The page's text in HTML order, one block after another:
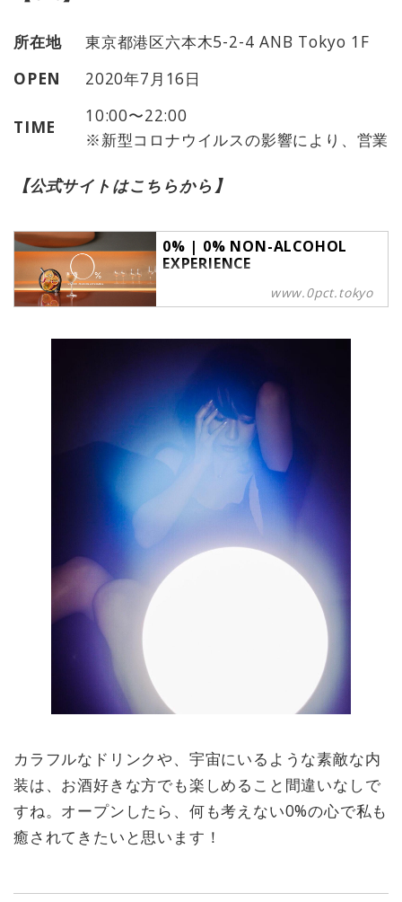
所在地
東京都港区六本木5-2-4 ANB Tokyo 1F
OPEN
2020年7月16日
TIME
10:00〜22:00
※新型コロナウイルスの影響により、営業
【公式サイトはこちらから】
0% | 0% NON-ALCOHOL
EXPERIENCE
日本初、完全ノンアルコールドリン
クだけのバーが六本木にOPEN。お
い、新感覚のドリンクをリッチな空
間でお楽しみください。
www.0pct.tokyo
カラフルなドリンクや、宇宙にいるような素敵な内
装は、お酒好きな方でも楽しめること間違いなしで
すね。オープンしたら、何も考えない0%の心で私も
癒されてきたいと思います！